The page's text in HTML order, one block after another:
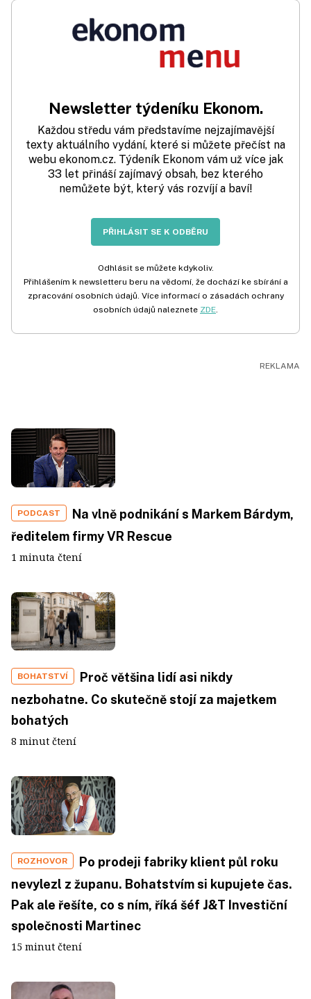
Newsletter týdeníku Ekonom.
Každou středu vám představíme nejzajímavější
texty aktuálního vydání, které si můžete přečíst na
webu ekonom.cz. Týdeník Ekonom vám už více jak
33 let přináší zajímavý obsah, bez kterého
nemůžete být, který vás rozvíjí a baví!
PŘIHLÁSIT SE K ODBĚRU
Odhlásit se můžete kdykoliv.
Přihlášením k newsletteru beru na vědomí, že dochází ke sbírání a
zpracování osobních údajů. Více informací o zásadách ochrany
osobních údajů naleznete ZDE.
PODCAST
Na vlně podnikání s Markem Bárdym,
ředitelem firmy VR Rescue
1 minuta čtení
BOHATSTVÍ
Proč většina lidí asi nikdy
nezbohatne. Co skutečně stojí za majetkem
bohatých
8 minut čtení
ROZHOVOR
Po prodeji fabriky klient půl roku
nevylezl z županu. Bohatstvím si kupujete čas.
Pak ale řešíte, co s ním, říká šéf J&T Investiční
společnosti Martinec
15 minut čtení